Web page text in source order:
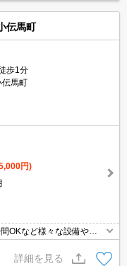
伝馬町
歩1分
伝馬町
円)
OKなど様々な設備やサ
やすいお部屋になりま
詳細を見る